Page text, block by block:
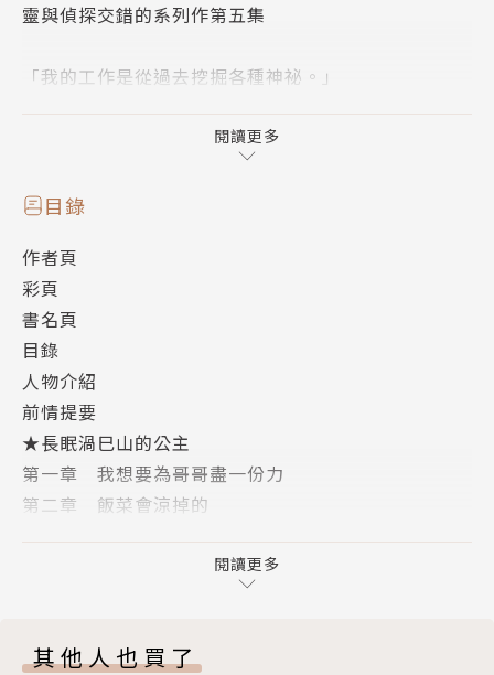
靈與偵探交錯的系列作第五集
「我的工作是從過去挖掘各種神祕。」
趁著屈斜路監獄的失控之亂，
最初的七人（Seven Old Men）之一費莉塞特藉由替
換身體成功越獄，住進了追月偵探社。
樁恐嚇事件！
同時，朔也經由費莉塞特收到來自父親──斷也的口信
表示
「再過不久，這個世界的神祕與邏輯將會互相混雜。」
於是為了尋找自稱神祕考古學家的母親──追月藥杏，
一行人決定前往橫濱。
在抵達一棟荒廢教堂後接連發生各種事情，
令人預感到邏輯無法說明的「無形世界」即將到來──
更糟糕的是，具有不死之身的朔也竟面臨了人生最大的
幽靈與偵探交錯的系列作第五集，
閱讀更多
目錄
作者頁
彩頁
書名頁
目錄
人物介紹
前情提要
★長眠渦巳山的公主
第一章 我想要為哥哥盡一份力
第二章 飯菜會涼掉的
第一章 內臟，現在沒問題了嗎？
第三章 同行知門路
閱讀更多
其他人也買了